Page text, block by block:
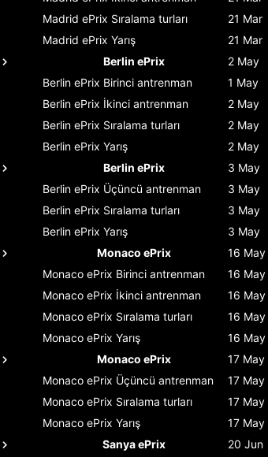
Madrid ePrix Sıralama turları 21 Mar
Madrid ePrix Yarış 21 Mar
Berlin ePrix
2 May
Berlin ePrix Birinci antrenman 1 May
Berlin ePrix İkinci antrenman 2 May
Berlin ePrix Sıralama turları 2 May
Berlin ePrix Yarış 2 May
Berlin ePrix
3 May
Berlin ePrix Üçüncü antrenman 3 May
Berlin ePrix Sıralama turları 3 May
Berlin ePrix Yarış 3 May
Monaco ePrix
16 May
Monaco ePrix Birinci antrenman 16 May
Monaco ePrix İkinci antrenman 16 May
Monaco ePrix Sıralama turları 16 May
Monaco ePrix Yarış 16 May
Monaco ePrix
17 May
Monaco ePrix Üçüncü antrenman 17 May
Monaco ePrix Sıralama turları 17 May
Monaco ePrix Yarış 17 May
Sanya ePrix
20 Jun